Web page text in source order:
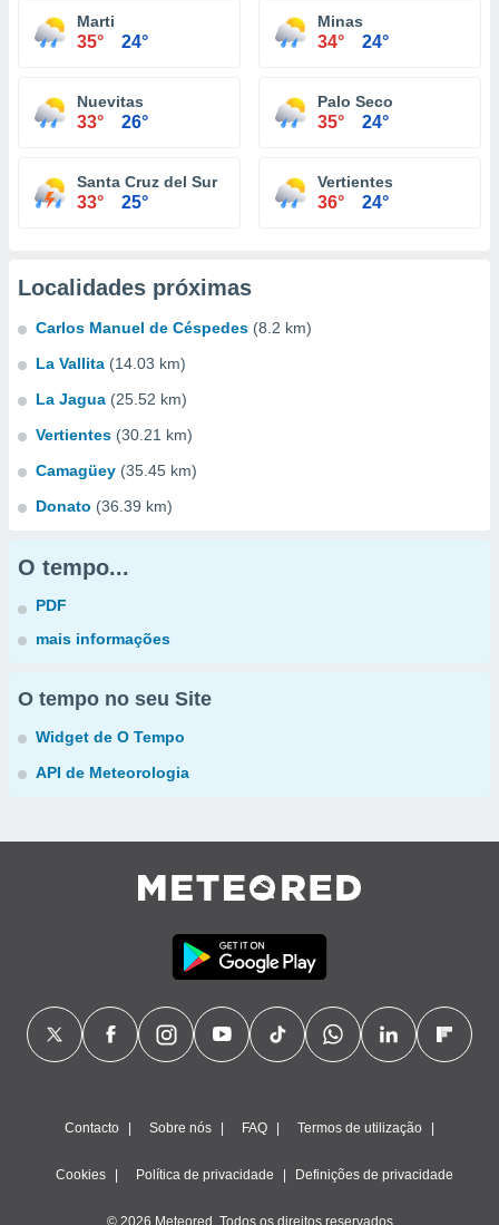
Marti
35° 24°
Minas
34° 24°
Nuevitas
33° 26°
Palo Seco
35° 24°
Santa Cruz del Sur
33° 25°
Vertientes
36° 24°
Localidades próximas
Carlos Manuel de Céspedes (8.2 km)
La Vallita (14.03 km)
La Jagua (25.52 km)
Vertientes (30.21 km)
Camagüey (35.45 km)
Donato (36.39 km)
O tempo...
PDF
mais informações
O tempo no seu Site
Widget de O Tempo
API de Meteorologia
Contacto Sobre nós FAQ Termos de utilização
Cookies Política de privacidade Definições de privacidade
© 2026 Meteored. Todos os direitos reservados